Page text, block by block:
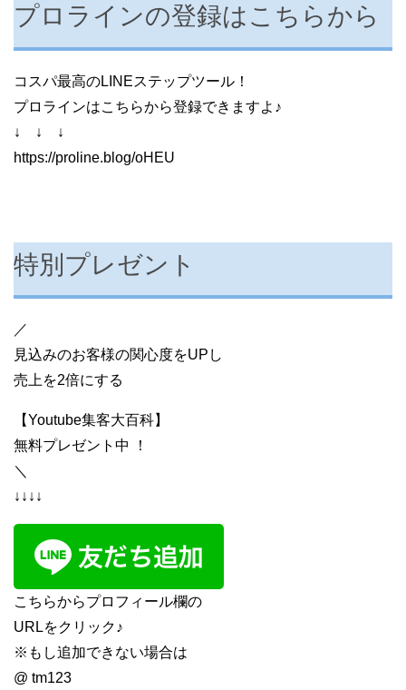
プロラインの登録はこちらから
コスパ最高のLINEステップツール！
プロラインはこちらから登録できますよ♪
↓ ↓ ↓
https://proline.blog/oHEU
特別プレゼント
／
見込みのお客様の関心度をUPし
売上を2倍にする
【Youtube集客大百科】
無料プレゼント中 ！
＼
↓↓↓↓
こちらからプロフィール欄の
URLをクリック♪
※もし追加できない場合は
@ tm123